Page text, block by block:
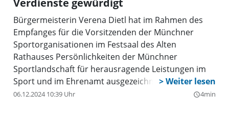
Verdienste gewürdigt
Bürgermeisterin Verena Dietl hat im Rahmen des
Empfanges für die Vorsitzenden der Münchner
Sportorganisationen im Festsaal des Alten
Rathauses Persönlichkeiten der Münchner
Sportlandschaft für herausragende Leistungen im
Sport und im Ehrenamt ausgezeichnet. Highlight
des Abends für die Delegation des TSV München-
06.12.2024 10:39 Uhr query_builder4min